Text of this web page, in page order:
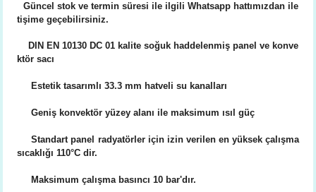
Güncel stok ve termin süresi ile ilgili Whatsapp hattımızdan ile
tişime geçebilirsiniz.
DIN EN 10130 DC 01 kalite soğuk haddelenmiş panel ve konve
ktör sacı
Estetik tasarımlı 33.3 mm hatveli su kanalları
Geniş konvektör yüzey alanı ile maksimum ısıl güç
Standart panel radyatörler için izin verilen en yüksek çalışma
sıcaklığı 110°C dir.
Maksimum çalışma basıncı 10 bar'dır.